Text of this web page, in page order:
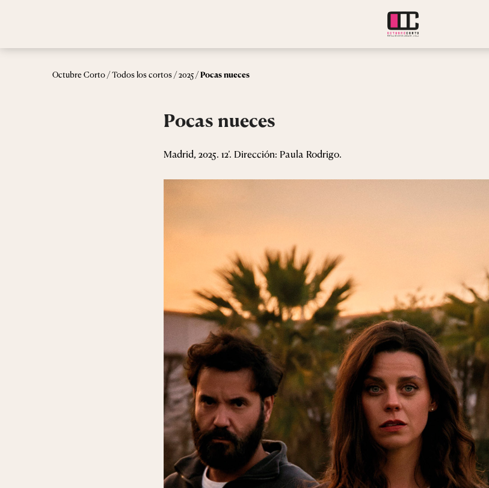
Octubre Corto/Todos los cortos/2025/Pocas nueces
Pocas nueces
Madrid, 2025. 12’. Dirección: Paula Rodrigo.